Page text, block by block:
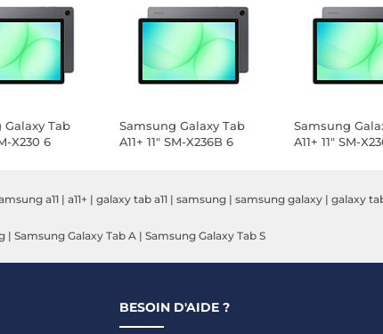
Galaxy Tab
X230 6
Samsung Galaxy Tab
A11+ 11" SM-X236B 6
Samsung
A11+ 11" SM-
a11 | a11+ | galaxy tab a11 | samsung | samsung galaxy | galaxy
| Samsung Galaxy Tab A | Samsung Galaxy Tab S
BESOIN D'AIDE ?